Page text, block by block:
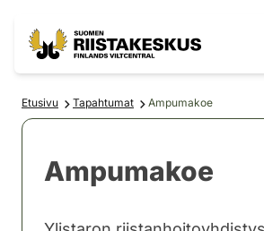
Etusivu Tapahtumat Ampumakoe
Ampumakoe